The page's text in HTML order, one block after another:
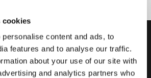
cookies
content and ads, to
features and to analyse our traffic.
about your use of our site with
and analytics partners who